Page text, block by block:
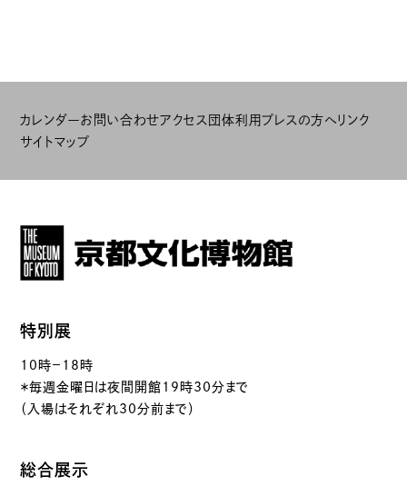
カレンダーお問い合わせアクセス 団体利用 プレスの方へリンク
サイトマップ
特別展
10時－18時
＊毎週金曜日は夜間開館19時30分まで
（入場はそれぞれ30分前まで）
総合展示